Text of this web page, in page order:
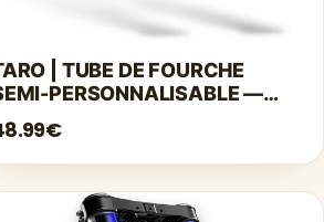
| TUBE DE FOURCHE
PERSONNALISABLE —
ROSE